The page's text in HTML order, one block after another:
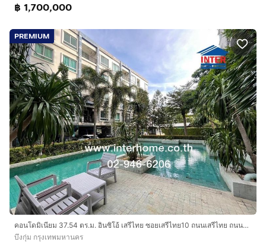
฿ 1,700,000
PREMIUM
คอนโดมิเนียม 37.54 ตร.ม. อินซิโอ้ เสรีไทย ซอยเสรีไทย10 ถนนเสรีไทย ถนนรามคำแหง เขตบึงกุ่ม กรุงเทพมหานคร
บึงกุ่ม กรุงเทพมหานคร